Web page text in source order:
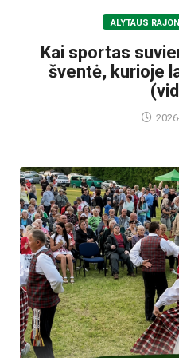
ALYTAUS
Kai sportas
šventė, kurioje